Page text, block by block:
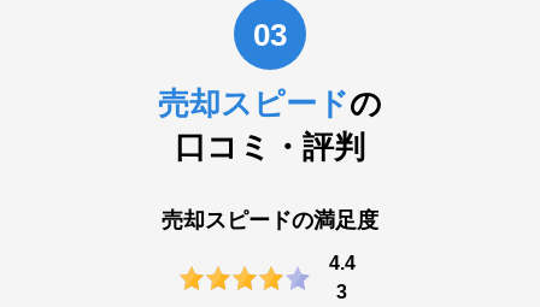
03
売却スピードの
口コミ・評判
売却スピードの満足度
4.4
3